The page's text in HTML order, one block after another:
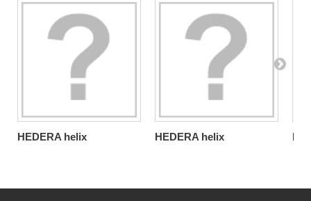
HEDERA helix HEDERA helix